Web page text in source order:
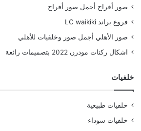
صور أفراح أجمل صور أفراح
فروع براند LC waikiki
صور الأهلي أجمل صور وخلفيات للأهلي
اشكال ركنات مودرن 2022 بتصميمات رائعة
خلفيات
خلفيات طبيعية
خلفيات سوداء